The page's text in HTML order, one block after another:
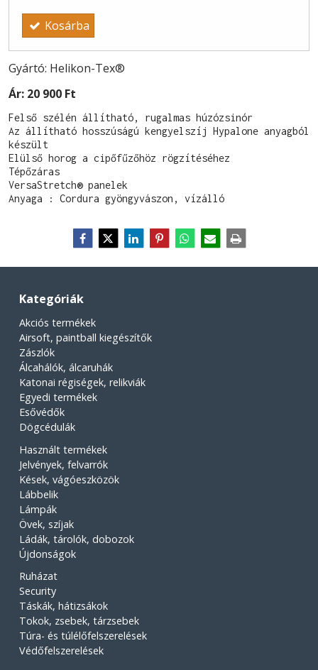
Kosárba
Gyártó: Helikon-Tex®
Ár: 20 900 Ft
Felső szélén állítható, rugalmas húzózsinór
Az állítható hosszúságú kengyelszíj Hypalone anyagból
készült
Elülső horog a cipőfűzőhöz rögzítéséhez
Tépőzáras
VersaStretch® panelek
Anyaga : Cordura gyöngyvászon, vízálló
Kategóriák
Akciós termékek
Airsoft, paintball kiegészítők
Zászlók
Álcahálók, álcaruhák
Katonai régiségek, relikviák
Egyedi termékek
Esővédők
Dögcédulák
Használt termékek
Jelvények, felvarrók
Kések, vágóeszközök
Lábbelik
Lámpák
Övek, szíjak
Ládák, tárolók, dobozok
Újdonságok
Ruházat
Security
Táskák, hátizsákok
Tokok, zsebek, tárzsebek
Túra- és túlélőfelszerelések
Védőfelszerelések